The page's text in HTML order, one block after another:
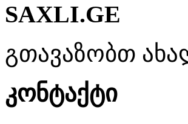
SAXLI.GE
გთავაზობთ
კონტაქტი